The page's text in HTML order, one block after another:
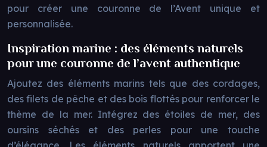
pour créer une couronne de l’Avent unique et
personnalisée.
Inspiration marine : des éléments naturels
pour une couronne de l’avent authentique
Ajoutez des éléments marins tels que des cordages,
des filets de pêche et des bois flottés pour renforcer le
thème de la mer. Intégrez des étoiles de mer, des
oursins séchés et des perles pour une touche